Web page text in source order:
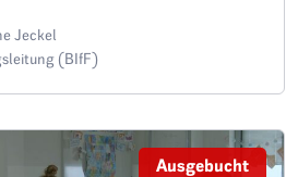
Jeckel
(BIfF)
Ausgebucht